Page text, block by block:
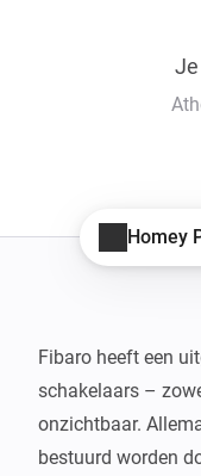
Homey
Fibaro heeft een
schakelaars –
onzichtbaar.
bestuurd worden